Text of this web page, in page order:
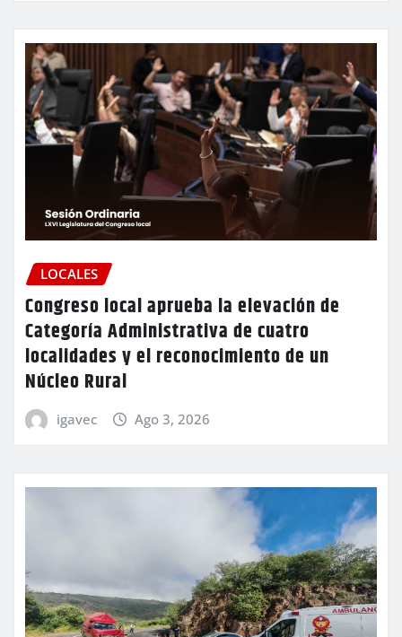
LOCALES
Congreso local aprueba la elevación de
Categoría Administrativa de cuatro
localidades y el reconocimiento de un
Núcleo Rural
igavec Ago 3, 2026